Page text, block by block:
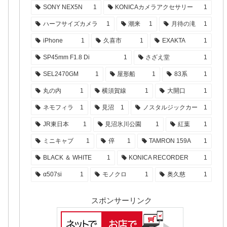
SONY NEX5N 1 KONICAカメラアクセサリー 1
ハーフサイズカメラ 1 潮来 1 月待の滝 1
iPhone 1 久喜市 1 EXAKTA 1
SP45mm F1.8 Di 1 さざえ堂 1
SEL2470GM 1 屋形船 1 83系 1
丸の内 1 横須賀線 1 大開口 1
ネモフィラ 1 見沼 1 ノスタルジックカー 1
JR東日本 1 見沼氷川公園 1 紅葉 1
ミニキャブ 1 倅 1 TAMRON 159A 1
BLACK ＆ WHITE 1 KONICA RECORDER 1
α507si 1 モノクロ 1 奥久慈 1
スポンサーリンク